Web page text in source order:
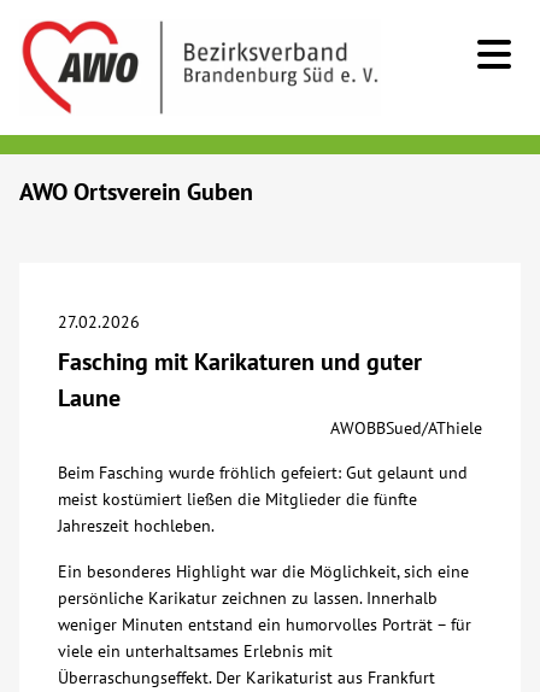
Beratung & Hilfe
Bildung
Über uns
Veranstaltungen
AWO Ortsverein Guben
27.02.2026
Fasching mit Karikaturen und guter
Laune
AWOBBSued/AThiele
Beim Fasching wurde fröhlich gefeiert: Gut gelaunt und
meist kostümiert ließen die Mitglieder die fünfte
Jahreszeit hochleben.
Ein besonderes Highlight war die Möglichkeit, sich eine
persönliche Karikatur zeichnen zu lassen. Innerhalb
weniger Minuten entstand ein humorvolles Porträt – für
viele ein unterhaltsames Erlebnis mit
Überraschungseffekt. Der Karikaturist aus Frankfurt